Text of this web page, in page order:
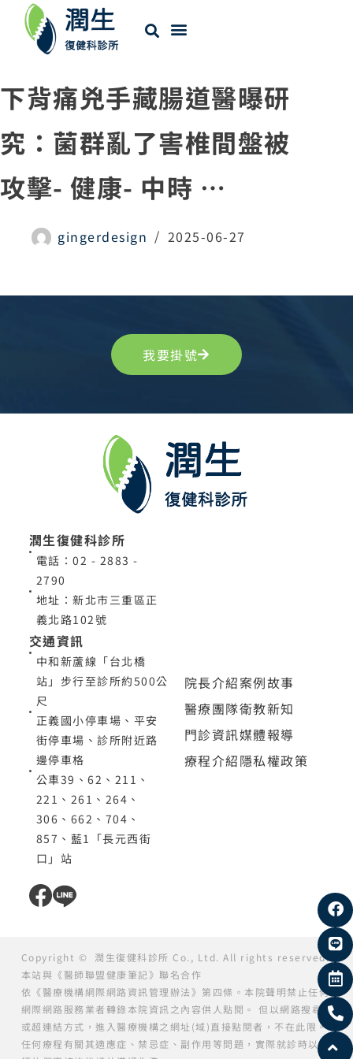
下背痛兇手藏腸道醫曝研
究：菌群亂了害椎間盤被
攻擊- 健康- 中時 …
gingerdesign 2025-06-27
我要掛號
潤生復健科診所
電話：02 - 2883 -
2790
地址：新北市三重區正
義北路102號
交通資訊
中和新蘆線「台北橋
站」步行至診所約500公
尺
正義國小停車場、平安
街停車場、診所附近路
邊停車格
公車39、62、211、
221、261、264、
306、662、704、
857、藍1「長元西街
口」站
院長介紹
醫療團隊
門診資訊
療程介紹
案例故事
衛教新知
媒體報導
隱私權政策
Copyright © 潤生復健科診所 Co., Ltd. All rights reserved.
本站與《醫師聯盟健康筆記》聯名合作
依《醫療機構網際網路資訊管理辦法》第四條。本院聲明禁止任何
網際網路服務業者轉錄本院資訊之內容供人點閱。 但以網路搜尋
或超連結方式，進入醫療機構之網址(域)直接點閱者，不在此限。
任何療程有關其適應症、禁忌症、副作用等問題，實際就診時以醫